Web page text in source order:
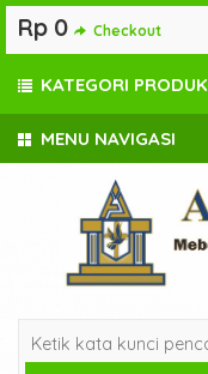
MENU NAVIGASI
Rp 0 Checkout
KATEGORI PRODUK